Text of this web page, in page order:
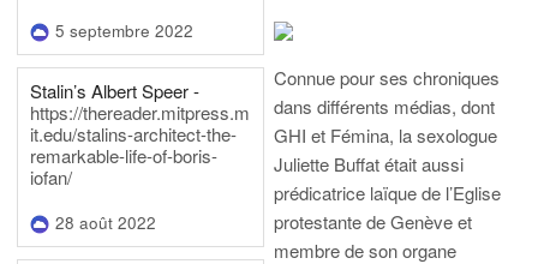
5 septembre 2022
Stalin’s Albert Speer -
https://thereader.mitpress.m
it.edu/stalins-architect-the-
remarkable-life-of-boris-
iofan/
28 août 2022
Connue pour ses chroniques
dans différents médias, dont
GHI et Fémina, la sexologue
Juliette Buffat était aussi
prédicatrice laïque de l’Eglise
protestante de Genève et
membre de son organe